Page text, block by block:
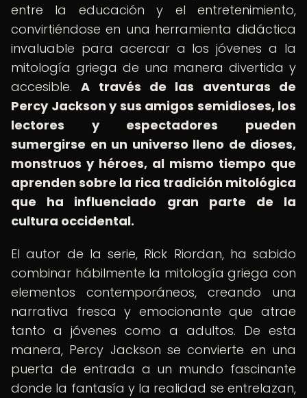
entre la educación y el entretenimiento,
convirtiéndose en una herramienta didáctica
invaluable para acercar a los jóvenes a la
mitología griega de una manera divertida y
accesible.A través de las aventuras de
Percy Jackson y sus amigos semidioses, los
lectores y espectadores pueden
sumergirse en un universo lleno de dioses,
monstruos y héroes, al mismo tiempo que
aprenden sobre la rica tradición mitológica
que ha influenciado gran parte de la
cultura occidental.
El autor de la serie, Rick Riordan, ha sabido
combinar hábilmente la mitología griega con
elementos contemporáneos, creando una
narrativa fresca y emocionante que atrae
tanto a jóvenes como a adultos. De esta
manera, Percy Jackson se convierte en una
puerta de entrada a un mundo fascinante
donde la fantasía y la realidad se entrelazan,